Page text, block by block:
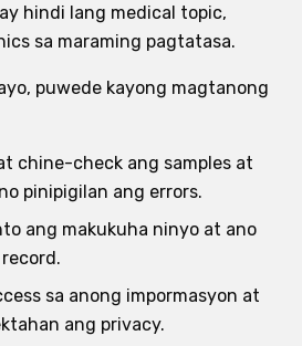
hindi lang medical topic,
sa maraming pagtatasa.
puwede kayong magtanong
chine-check ang samples at
pinipigilan ang errors.
ang makukuha ninyo at ano
sa anong impormasyon at
ang privacy.